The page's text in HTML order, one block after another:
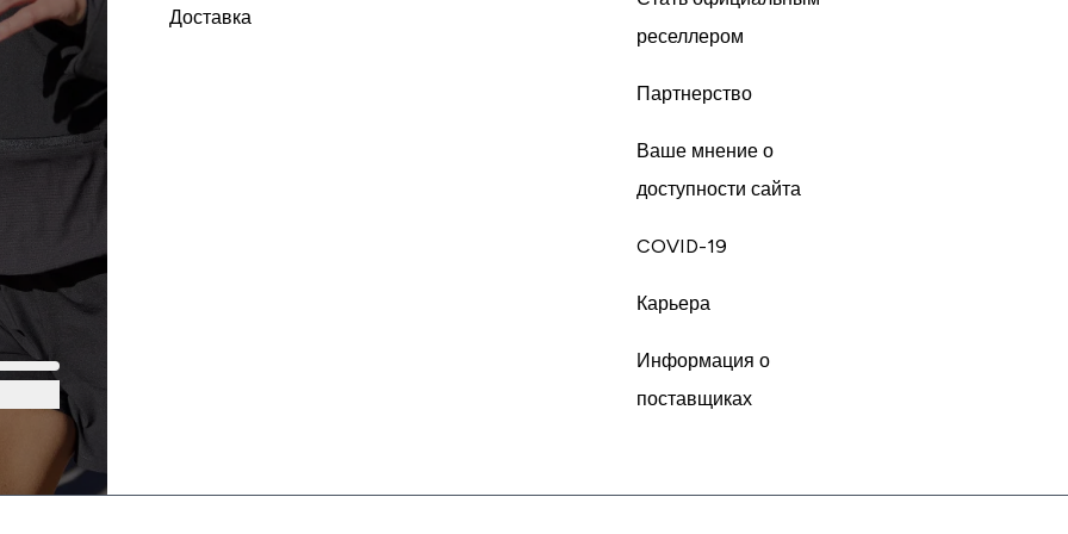
Доставка
реселлером
Партнерство
Ваше мнение о
доступности сайта
COVID-19
Карьера
Информация о
поставщиках